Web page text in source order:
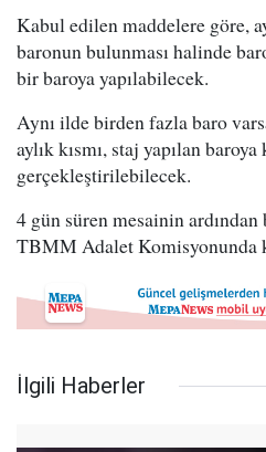
Kabul edilen maddelere göre,
baronun bulunması halinde
bir baroya yapılabilecek.
Aynı ilde birden fazla baro
aylık kısmı, staj yapılan
gerçekleştirilebilecek.
4 gün süren mesainin
TBMM Adalet Komisyonunda
İlgili Haberler